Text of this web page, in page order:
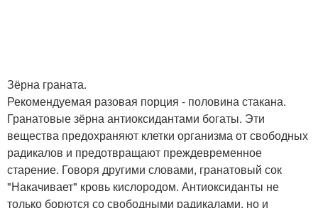
Зёрна граната.
Рекомендуемая разовая порция - половина стакана.
Гранатовые зёрна антиоксидантами богаты. Эти
вещества предохраняют клетки организма от свободных
радикалов и предотвращают преждевременное
старение. Говоря другими словами, гранатовый сок
"Накачивает" кровь кислородом. Антиоксиданты не
только борются со свободными радикалами, но и